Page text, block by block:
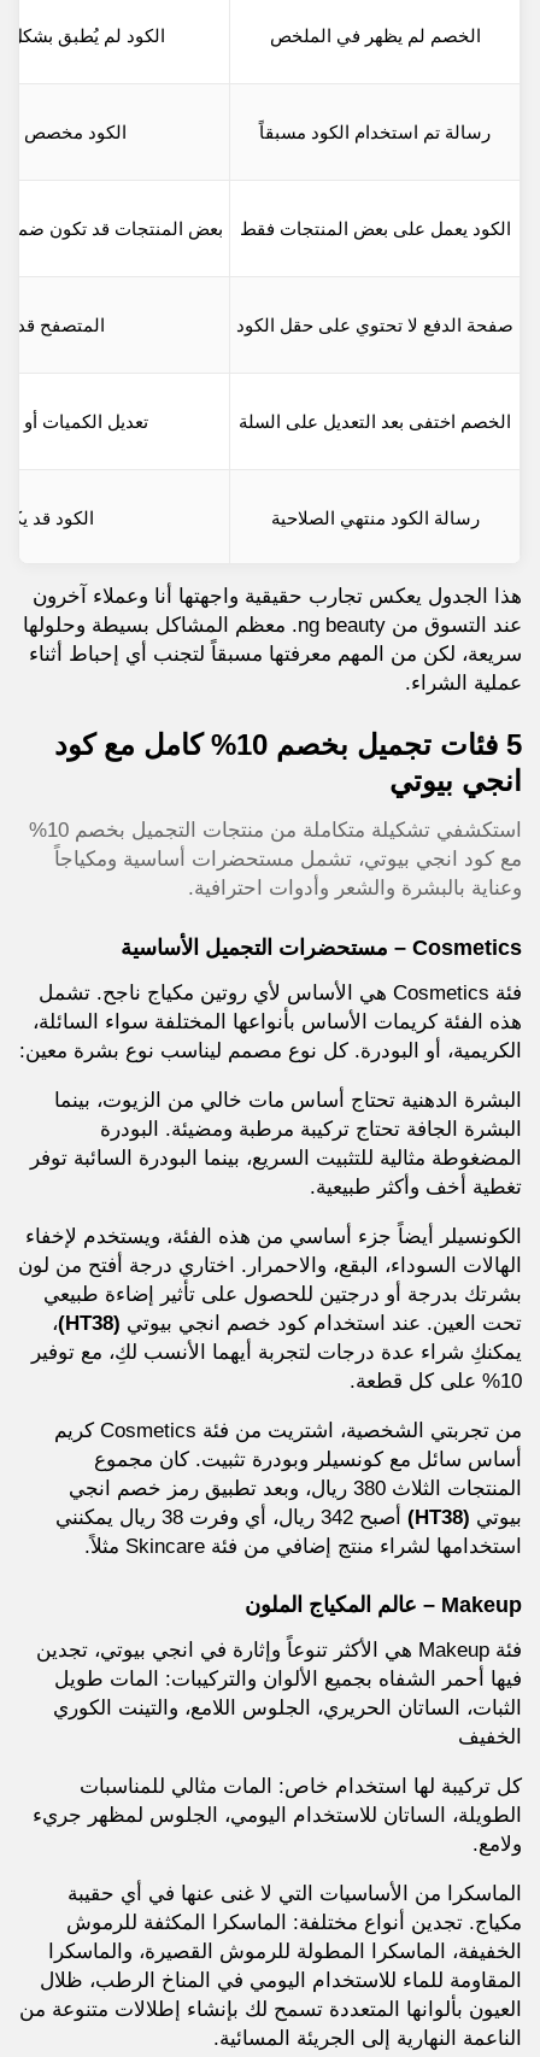
الخصم لم يظهر في الملخص الكود لم يُطبق
رسالة تم استخدام الكود مسبقاً الكود مخصص
الكود يعمل على بعض المنتجات فقط بعض المنتجات قد تكون
صفحة الدفع لا تحتوي على حقل الكود المتصفح قد
الخصم اختفى بعد التعديل على السلة تعديل الكميات أو
رسالة الكود منتهي الصلاحية الكود قد
هذا الجدول يعكس تجارب حقيقية واجهتها أنا وعملاء آخرون
عند التسوق من ng beauty. معظم المشاكل بسيطة وحلولها
سريعة، لكن من المهم معرفتها مسبقاً لتجنب أي إحباط أثناء
عملية الشراء.
5 فئات تجميل بخصم 10% كامل مع كود
انجي بيوتي
استكشفي تشكيلة متكاملة من منتجات التجميل بخصم 10%
مع كود انجي بيوتي، تشمل مستحضرات أساسية ومكياجاً
وعناية بالبشرة والشعر وأدوات احترافية.
Cosmetics – مستحضرات التجميل الأساسية
فئة Cosmetics هي الأساس لأي روتين مكياج ناجح. تشمل
هذه الفئة كريمات الأساس بأنواعها المختلفة سواء السائلة،
الكريمية، أو البودرة. كل نوع مصمم ليناسب نوع بشرة معين:
البشرة الدهنية تحتاج أساس مات خالي من الزيوت، بينما
البشرة الجافة تحتاج تركيبة مرطبة ومضيئة. البودرة
المضغوطة مثالية للتثبيت السريع، بينما البودرة السائبة توفر
تغطية أخف وأكثر طبيعية.
الكونسيلر أيضاً جزء أساسي من هذه الفئة، ويستخدم لإخفاء
الهالات السوداء، البقع، والاحمرار. اختاري درجة أفتح من لون
بشرتك بدرجة أو درجتين للحصول على تأثير إضاءة طبيعي
تحت العين. عند استخدام كود خصم انجي بيوتي (HT38)
،
يمكنكِ شراء عدة درجات لتجربة أيهما الأنسب لكِ، مع توفير
10% على كل قطعة.
من تجربتي الشخصية، اشتريت من فئة Cosmetics كريم
أساس سائل مع كونسيلر وبودرة تثبيت. كان مجموع
المنتجات الثلاث 380 ريال، وبعد تطبيق رمز خصم انجي
بيوتي (HT38)
أصبح 342 ريال، أي وفرت 38 ريال يمكنني
استخدامها لشراء منتج إضافي من فئة Skincare مثلاً.
Makeup – عالم المكياج الملون
فئة Makeup هي الأكثر تنوعاً وإثارة في انجي بيوتي، تجدين
فيها أحمر الشفاه بجميع الألوان والتركيبات: المات طويل
الثبات، الساتان الحريري، الجلوس اللامع، والتينت الكوري
الخفيف
كل تركيبة لها استخدام خاص: المات مثالي للمناسبات
الطويلة، الساتان للاستخدام اليومي، الجلوس لمظهر جريء
ولامع.
الماسكرا من الأساسيات التي لا غنى عنها في أي حقيبة
مكياج. تجدين أنواع مختلفة: الماسكرا المكثفة للرموش
الخفيفة، الماسكرا المطولة للرموش القصيرة، والماسكرا
المقاومة للماء للاستخدام اليومي في المناخ الرطب، ظلال
العيون بألوانها المتعددة تسمح لك بإنشاء إطلالات متنوعة من
الناعمة النهارية إلى الجريئة المسائية.